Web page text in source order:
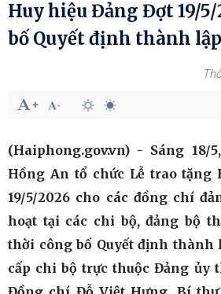
Huy hiệu Đảng Đợt 19/
bố Quyết định thành
(Haiphong.gov.vn) - Sáng 18/
Hồng An tổ chức Lễ trao tặng
19/5/2026 cho các đồng chí
hoạt tại các chi bộ, đảng bộ
thời công bố Quyết định thành
cấp chi bộ trực thuộc Đảng ủy